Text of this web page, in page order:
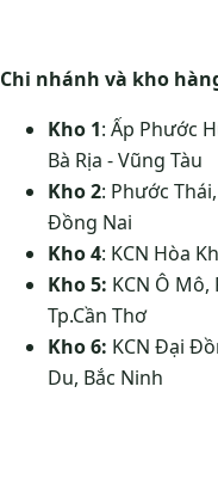
Chi nhánh và kho
Kho 1: Ấp Phước
Bà Rịa - Vũng Tàu
Kho 2: Phước
Đồng Nai
Kho 4: KCN Hòa
Kho 5: KCN Ô
Tp.Cần Thơ
Kho 6: KCN Đại
Du, Bắc Ninh